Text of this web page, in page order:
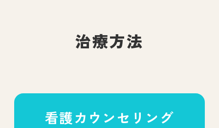
治療方法
看護カウンセリング